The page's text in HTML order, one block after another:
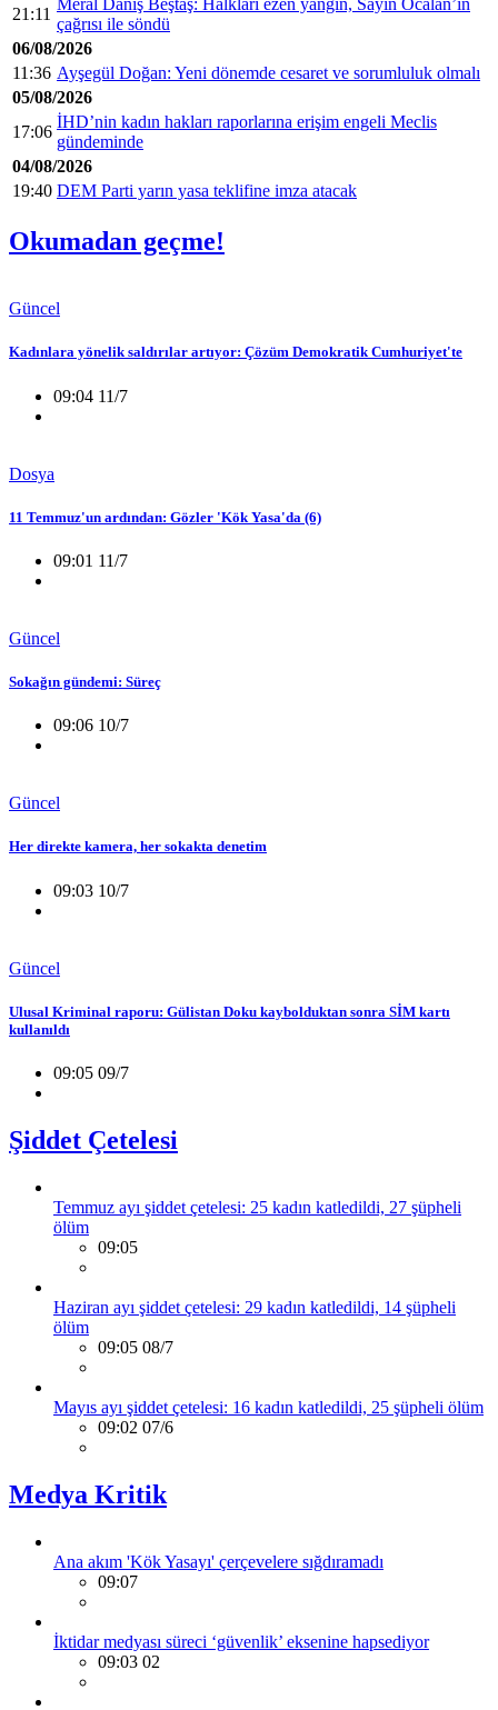
21:11
Meral Danış Beştaş: Halkları ezen yangın, Sayın Öcalan’ın
çağrısı ile söndü
06/08/2026
11:36 Ayşegül Doğan: Yeni dönemde cesaret ve sorumluluk olmalı
05/08/2026
17:06
İHD’nin kadın hakları raporlarına erişim engeli Meclis
gündeminde
04/08/2026
19:40 DEM Parti yarın yasa teklifine imza atacak
Okumadan geçme!
Güncel
Kadınlara yönelik saldırılar artıyor: Çözüm Demokratik Cumhuriyet'te
09:04 11/7
Dosya
11 Temmuz'un ardından: Gözler 'Kök Yasa'da (6)
09:01 11/7
Güncel
Sokağın gündemi: Süreç
09:06 10/7
Güncel
Her direkte kamera, her sokakta denetim
09:03 10/7
Güncel
Ulusal Kriminal raporu: Gülistan Doku kaybolduktan sonra SİM kartı
kullanıldı
09:05 09/7
Şiddet Çetelesi
Temmuz ayı şiddet çetelesi: 25 kadın katledildi, 27 şüpheli
ölüm
09:05
Haziran ayı şiddet çetelesi: 29 kadın katledildi, 14 şüpheli
ölüm
09:05 08/7
Mayıs ayı şiddet çetelesi: 16 kadın katledildi, 25 şüpheli ölüm
09:02 07/6
Medya Kritik
Ana akım 'Kök Yasayı' çerçevelere sığdıramadı
09:07
İktidar medyası süreci ‘güvenlik’ eksenine hapsediyor
09:03 02